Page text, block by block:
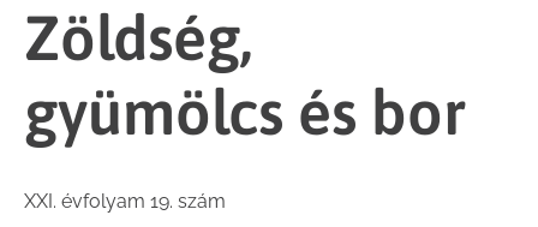
Zöldség,
gyümölcs és bor
XXI. évfolyam 19. szám